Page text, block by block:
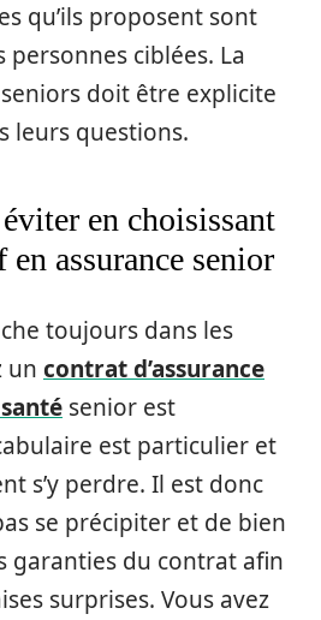
qu’ils proposent sont
ciblées. La
doit être explicite
leurs questions.
en choisissant
assurance senior
toujours dans les
un contrat d’assurance
senior est
est particulier et
s’y perdre. Il est donc
se précipiter et de bien
garanties du contrat afin
surprises. Vous avez